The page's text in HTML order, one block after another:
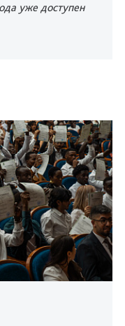
уже доступен